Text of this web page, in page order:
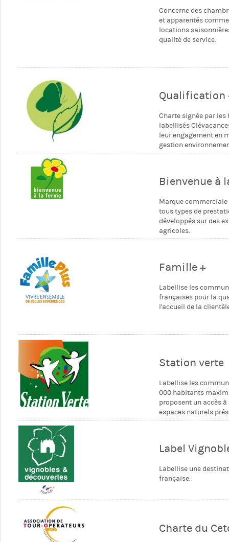
Concerne des
et apparentés
locations
qualité de service.
Qualification
Charte signée par les
labellisés
leur engagement en
gestion
Bienvenue à
Marque
tous types de
développés sur des
agricoles.
Famille +
Labellise les
françaises pour la
l'accueil de la
Station verte
Labellise les
000 habitants
proposent un accès à
espaces naturels
Label
Labellise une
française.
Charte du